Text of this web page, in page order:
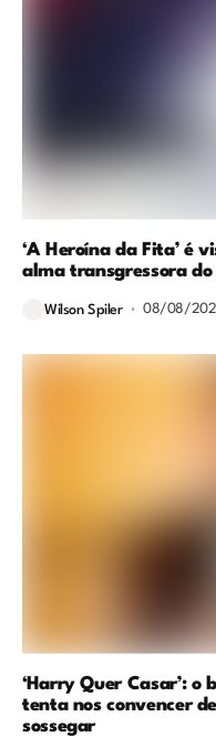
‘A Heroína da Fita’ é
alma transgressora do
Wilson Spiler 08/08/
‘Harry Quer Casar’:
tenta nos convencer
sossegar